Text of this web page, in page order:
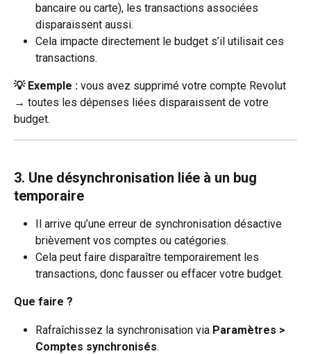
bancaire ou carte), les transactions associées
disparaissent aussi.
Cela impacte directement le budget s’il utilisait ces
transactions.
💡 Exemple : vous avez supprimé votre compte Revolut
→ toutes les dépenses liées disparaissent de votre
budget.
3. Une désynchronisation liée à un bug
temporaire
Il arrive qu’une erreur de synchronisation désactive
brièvement vos comptes ou catégories.
Cela peut faire disparaître temporairement les
transactions, donc fausser ou effacer votre budget.
Que faire ?
Rafraîchissez la synchronisation via Paramètres >
Comptes synchronisés.